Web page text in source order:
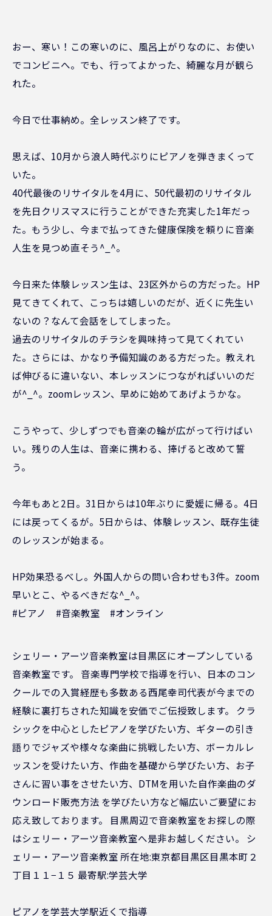
おー、寒い！この寒いのに、風呂上がりなのに、お使い
でコンビニへ。でも、行ってよかった、綺麗な月が観ら
れた。
今日で仕事納め。全レッスン終了です。
思えば、10月から浪人時代ぶりにピアノを弾きまくって
いた。
40代最後のリサイタルを4月に、50代最初のリサイタル
を先日クリスマスに行うことができた充実した1年だっ
た。もう少し、今まで払ってきた健康保険を頼りに音楽
人生を見つめ直そう^_^。
今日来た体験レッスン生は、23区外からの方だった。HP
見てきてくれて、こっちは嬉しいのだが、近くに先生い
ないの？なんて会話をしてしまった。
過去のリサイタルのチラシを興味持って見てくれてい
た。さらには、かなり予備知識のある方だった。教えれ
ば伸びるに違いない、本レッスンにつながればいいのだ
が^_^。zoomレッスン、早めに始めてあげようかな。
こうやって、少しずつでも音楽の輪が広がって行けばい
い。残りの人生は、音楽に携わる、捧げると改めて誓
う。
今年もあと2日。31日からは10年ぶりに愛媛に帰る。4日
には戻ってくるが。5日からは、体験レッスン、既存生徒
のレッスンが始まる。
HP効果恐るべし。外国人からの問い合わせも3件。zoom
早いとこ、やるべきだな^_^。
#ピアノ #音楽教室 #オンライン
シェリー・アーツ音楽教室は目黒区にオープンしている
音楽教室です。 音楽専門学校で指導を行い、日本のコン
クールでの入賞経歴も多数ある西尾幸司代表が今までの
経験に裏打ちされた知識を安価でご伝授致します。 クラ
シックを中心としたピアノを学びたい方、ギターの引き
語りでジャズや様々な楽曲に挑戦したい方、ボーカルレ
ッスンを受けたい方、作曲を基礎から学びたい方、お子
さんに習い事をさせたい方、DTMを用いた自作楽曲のダ
ウンロード販売方法 を学びたい方など幅広いご要望にお
応え致しております。 目黒周辺で音楽教室をお探しの際
はシェリー・アーツ音楽教室へ是非お越しください。 シ
ェリー・アーツ音楽教室 所在地:東京都目黒区目黒本町２
丁目１１−１５ 最寄駅:学芸大学
ピアノを学芸大学駅近くで指導